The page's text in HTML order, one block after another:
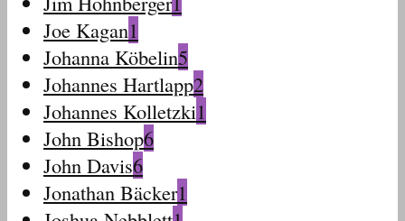
Joe Kagan1
Johanna Köbelin5
Johannes Hartlapp2
Johannes Kolletzki1
John Bishop6
John Davis6
Jonathan Bäcker1